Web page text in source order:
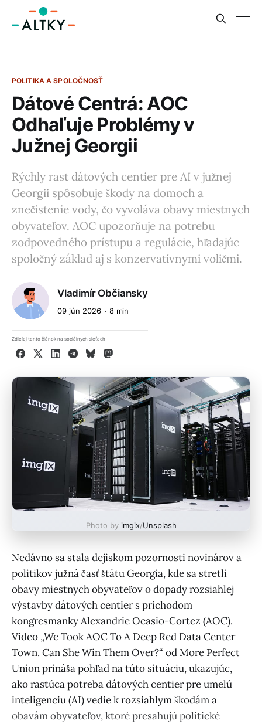
POLITIKA A SPOLOČNOSŤ
Dátové Centrá: AOC
Odhaľuje Problémy v
Južnej Georgii
Rýchly rast dátových centier pre AI v južnej
Georgii spôsobuje škody na domoch a
znečistenie vody, čo vyvoláva obavy miestnych
obyvateľov. AOC upozorňuje na potrebu
zodpovedného prístupu a regulácie, hľadajúc
spoločný základ aj s konzervatívnymi voličmi.
Vladimír Občiansky
09 jún 2026 8 min
Zdieľaj tento článok na sociálnych sieťach
Facebook
X LinkedInTelegram
BlueskyMastodon
Photo by imgix/Unsplash
Nedávno sa stala dejiskom pozornosti novinárov a
politikov južná časť štátu Georgia, kde sa stretli
obavy miestnych obyvateľov o dopady rozsiahlej
výstavby dátových centier s príchodom
kongresmanky Alexandrie Ocasio-Cortez (AOC).
Video „We Took AOC To A Deep Red Data Center
Town. Can She Win Them Over?“ od More Perfect
Union prináša pohľad na túto situáciu, ukazujúc,
ako rastúca potreba dátových centier pre umelú
inteligenciu (AI) vedie k rozsiahlym škodám a
obavám obyvateľov, ktoré presahujú politické